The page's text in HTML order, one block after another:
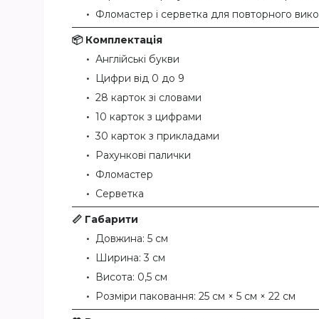
Фломастер і серветка для повторного
📦 Комплектація
Англійські букви
Цифри від 0 до 9
28 карток зі словами
10 карток з цифрами
30 карток з прикладами
Рахункові палички
Фломастер
Серветка
📏 Габарити
Довжина: 5 см
Ширина: 3 см
Висота: 0,5 см
Розміри паковання: 25 см × 5 см × 22 см